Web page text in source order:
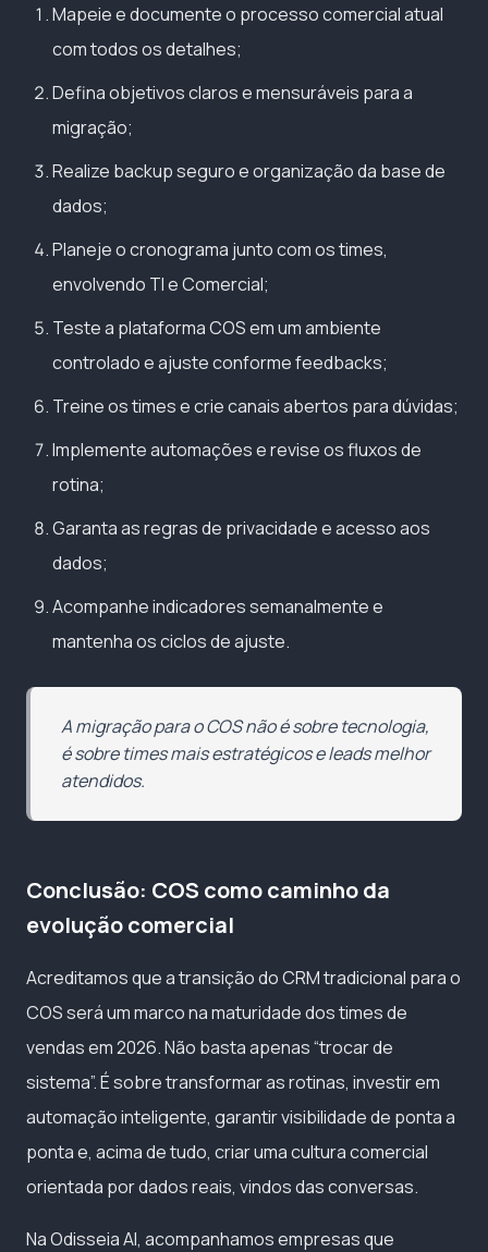
Mapeie e documente o processo comercial atual
com todos os detalhes;
Defina objetivos claros e mensuráveis para a
migração;
Realize backup seguro e organização da base de
dados;
Planeje o cronograma junto com os times,
envolvendo TI e Comercial;
Teste a plataforma COS em um ambiente
controlado e ajuste conforme feedbacks;
Treine os times e crie canais abertos para dúvidas;
Implemente automações e revise os fluxos de
rotina;
Garanta as regras de privacidade e acesso aos
dados;
Acompanhe indicadores semanalmente e
mantenha os ciclos de ajuste.
A migração para o COS não é sobre tecnologia,
é sobre times mais estratégicos e leads melhor
atendidos.
Conclusão: COS como caminho da
evolução comercial
Acreditamos que a transição do CRM tradicional para o
COS será um marco na maturidade dos times de
vendas em 2026. Não basta apenas “trocar de
sistema”. É sobre transformar as rotinas, investir em
automação inteligente, garantir visibilidade de ponta a
ponta e, acima de tudo, criar uma cultura comercial
orientada por dados reais, vindos das conversas.
Na Odisseia AI, acompanhamos empresas que